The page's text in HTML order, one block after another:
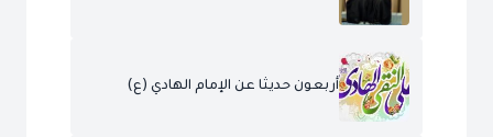
أربعون حديثا عن الإمام الهادي (ع)